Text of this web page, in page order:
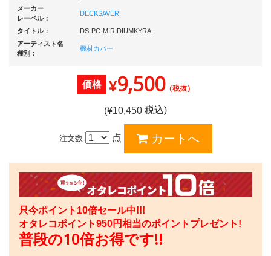
メーカー
レーベル：
DECKSAVER
タイトル：
DS-PC-MIRIDIUMKYRA
アーティスト名
種別：
機材カバー
価格 ¥9,500（税抜）
(¥10,450 税込)
注文数 点
只今ポイント10倍セール中!!!
オタレコポイント950円相当のポイントプレゼント!
普段の10倍お得です!!